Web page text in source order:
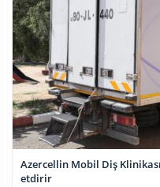
Azercellin Mobil Diş
etdirir